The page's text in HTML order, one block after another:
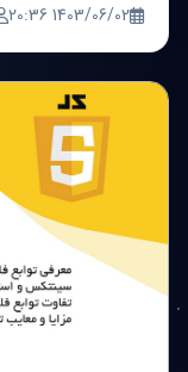
1403/06/02 20:36